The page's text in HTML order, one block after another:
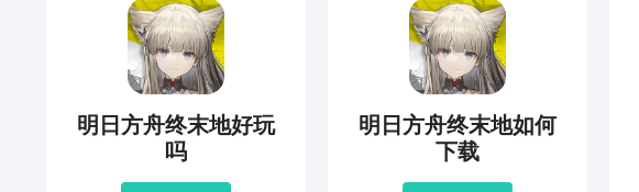
明日方舟终末地好玩
吗
明日方舟终末地如何
下载